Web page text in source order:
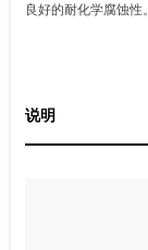
良好的耐化学腐蚀性。
说明